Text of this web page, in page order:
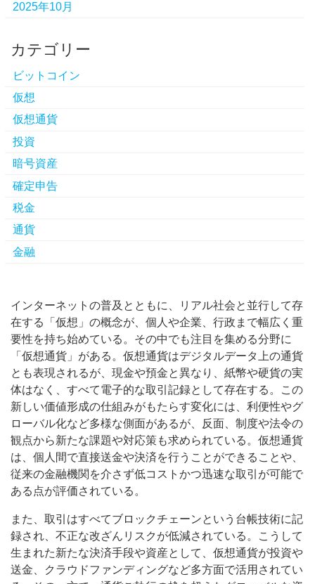
2025年10月
カテゴリー
ビットコイン
仮想
仮想通貨
投資
暗号資産
確定申告
税金
通貨
金融
インターネットの普及とともに、リアル社会と並行して存
在する「仮想」の概念が、個人や企業、行政まで幅広く重
要性を持ち始めている。 その中でも注目を集める分野に
「仮想通貨」がある。仮想通貨はデジタルデータ上の通貨
とも表現されるが、現金や預金と異なり、紙幣や硬貨の実
体はなく、すべて電子的な取引記録として存在する。この
新しい価値形成の仕組みがもたらす変化には、利便性やグ
ローバル化など多様な側面があるが、反面、制度や法令の
観点から新たな課題や対応策も求められている。仮想通貨
は、個人間で直接送金や決済を行うことができることや、
従来の金融機関を介さず低コストかつ迅速な取引が可能で
ある点が評価されている。
また、取引はすべてブロックチェーンという台帳技術に記
録され、不正な改ざんリスクが低減されている。こうして
生まれた新たな決済手段や資産として、仮想通貨が投資や
送金、クラウドファンディングなど多方面で活用されてい